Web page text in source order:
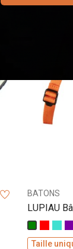
BATONS
LUPIAU
Taille